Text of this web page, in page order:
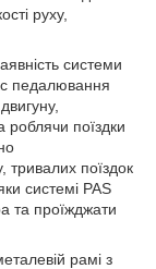
руху,
системи
педалювання
поїздки
тривалих поїздок
системі PAS
та проїжджати
рамі з